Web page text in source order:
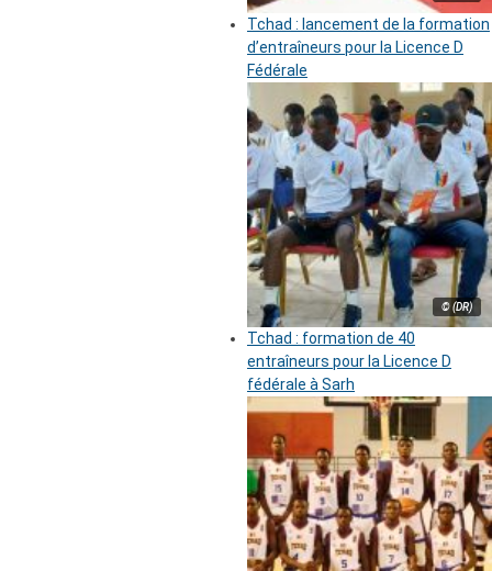
Tchad : lancement de la formation
d’entraîneurs pour la Licence D
Fédérale
© (DR)
Tchad : formation de 40
entraîneurs pour la Licence D
fédérale à Sarh